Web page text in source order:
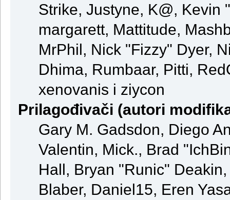
Strike, Justyne, K@, Kevin
margarett, Mattitude,
MrPhil, Nick "Fizzy" Dyer,
Dhima, Rumbaar, Pitti,
xenovanis i ziycon
Prilagođivači (autori
Gary M. Gadsdon, Diego
Valentin, Mick., Brad
Hall, Bryan "Runic"
Blaber, Daniel15, Eren